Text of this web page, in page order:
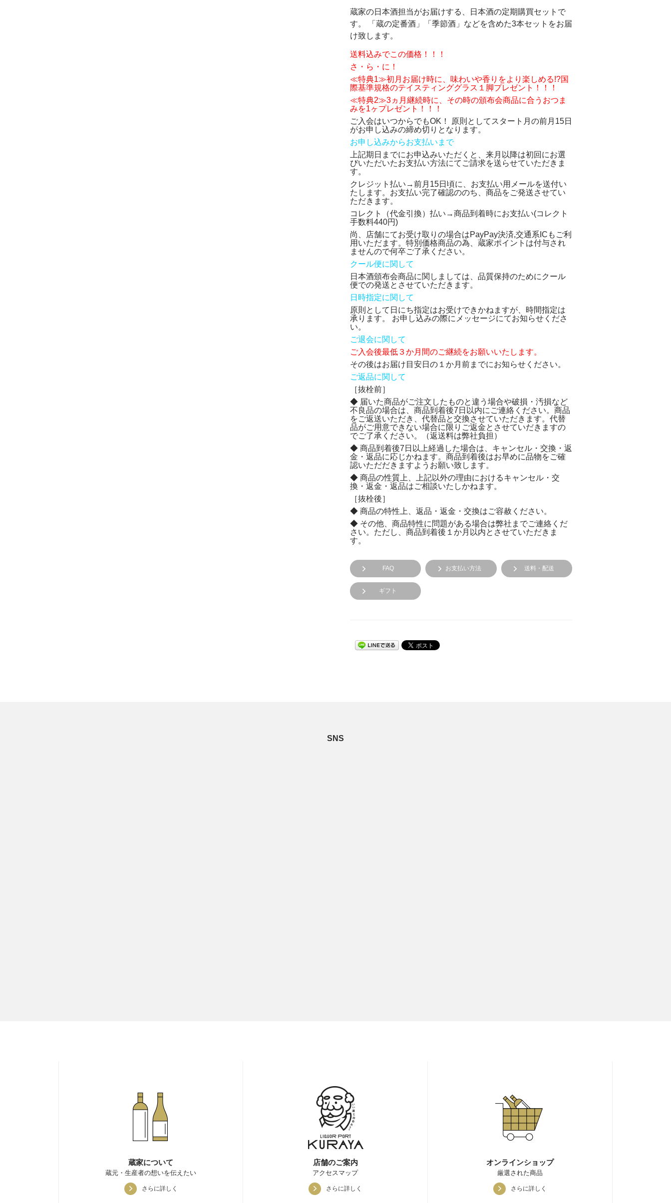
レ
ギ
ュ
ー
コ
ー
ス
個
蔵家の日本酒担当がお届けする、日本酒の定期購買セットで
す。 「蔵の定番酒」「季節酒」などを含めた3本セットをお届
け致します。
送料込みでこの価格！！！
さ・ら・に！
≪特典1≫初月お届け時に、味わいや香りをより楽しめる!?国
際基準規格のテイスティンググラス１脚プレゼント！！！
≪特典2≫3ヵ月継続時に、その時の頒布会商品に合うおつま
みを1ヶプレゼント！！！
ご入会はいつからでもOK！ 原則としてスタート月の前月15日
がお申し込みの締め切りとなります。
お申し込みからお支払いまで
上記期日までにお申込みいただくと、来月以降は初回にお選
びいただいたお支払い方法にてご請求を送らせていただきま
す。
クレジット払い→前月15日頃に、お支払い用メールを送付い
たします。お支払い完了確認ののち、商品をご発送させてい
ただきます。
コレクト（代金引換）払い→商品到着時にお支払い(コレクト
手数料440円)
尚、店舗にてお受け取りの場合はPayPay決済,交通系ICもご利
用いただます。特別価格商品の為、蔵家ポイントは付与され
ませんので何卒ご了承ください。
クール便に関して
日本酒頒布会商品に関しましては、品質保持のためにクール
便での発送とさせていただきます。
日時指定に関して
原則として日にち指定はお受けできかねますが、時間指定は
承ります。 お申し込みの際にメッセージにてお知らせくださ
い。
ご退会に関して
ご入会後最低３か月間のご継続をお願いいたします。
その後はお届け目安日の１か月前までにお知らせください。
ご返品に関して
［抜栓前］
◆ 届いた商品がご注文したものと違う場合や破損・汚損など
不良品の場合は、商品到着後7日以内にご連絡ください。商品
をご返送いただき、代替品と交換させていただきます。代替
品がご用意できない場合に限りご返金とさせていだきますの
でご了承ください。（返送料は弊社負担）
◆ 商品到着後7日以上経過した場合は、キャンセル・交換・返
金・返品に応じかねます。商品到着後はお早めに品物をご確
認いただだきますようお願い致します。
◆ 商品の性質上、上記以外の理由におけるキャンセル・交
換・返金・返品はご相談いたしかねます。
［抜栓後］
◆ 商品の特性上、返品・返金・交換はご容赦ください。
◆ その他、商品特性に問題がある場合は弊社までご連絡くだ
さい。ただし、商品到着後１か月以内とさせていただきま
す。
FAQ お支払い方法 送料・配送
ギフト
SNS
蔵家について
蔵元・生産者の想いを伝えたい
さらに詳しく
店舗のご案内
アクセスマップ
さらに詳しく
オンラインショップ
厳選された商品
さらに詳しく